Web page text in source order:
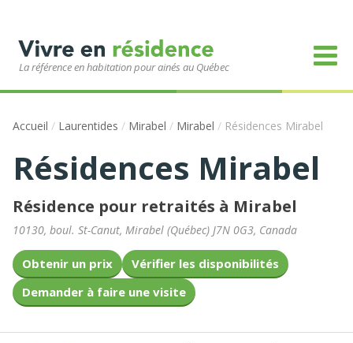
La référence en habitation pour ainés au Québec
Accueil / Laurentides / Mirabel / Mirabel / Résidences Mirabel
Résidences Mirabel
Résidence pour retraités à Mirabel
10130, boul. St-Canut, Mirabel (Québec) J7N 0G3, Canada
Obtenir un prix
Vérifier les disponibilités
Demander à faire une visite